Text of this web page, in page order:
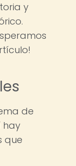
y
de
hay
que